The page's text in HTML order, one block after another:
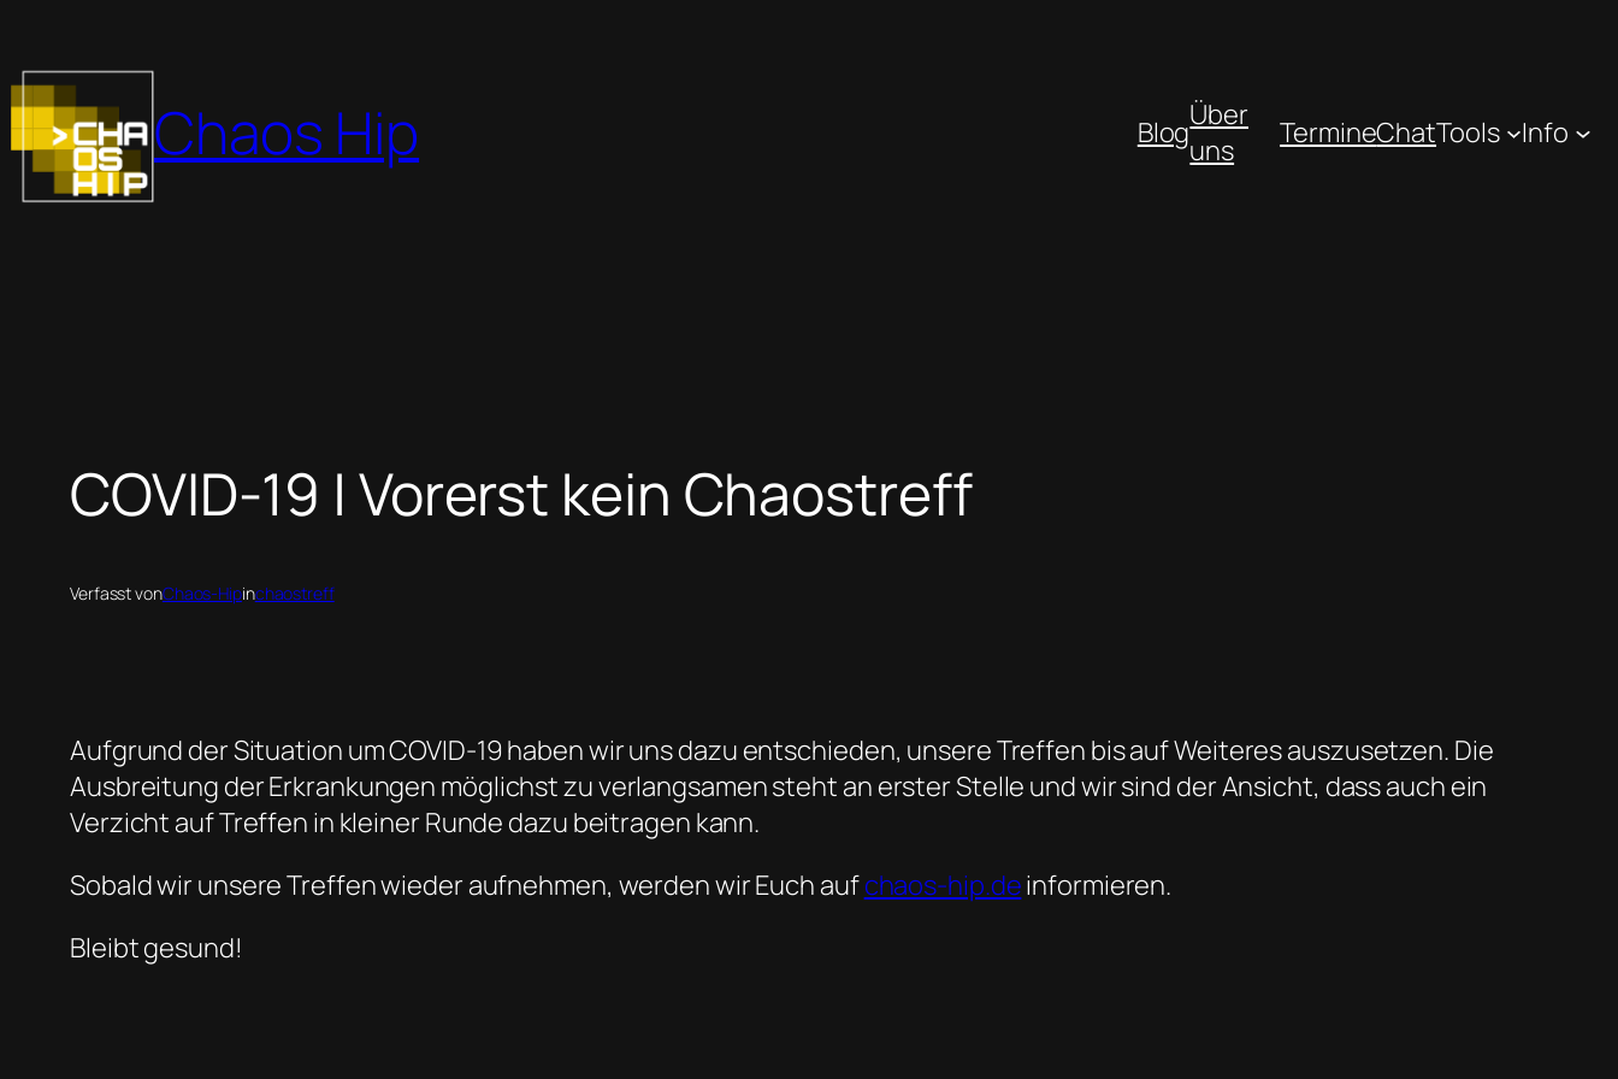
Inhalt
springen
Chaos Hip BlogÜber
uns
TermineChatTools Info
COVID-19 | Vorerst kein Chaostreff
Verfasst vonChaos-Hipinchaostreff
Aufgrund der Situation um COVID-19 haben wir uns dazu entschieden, unsere Treffen bis auf Weiteres auszusetzen. Die
Ausbreitung der Erkrankungen möglichst zu verlangsamen steht an erster Stelle und wir sind der Ansicht, dass auch ein
Verzicht auf Treffen in kleiner Runde dazu beitragen kann.
Sobald wir unsere Treffen wieder aufnehmen, werden wir Euch aufchaos-hip.deinformieren.
Bleibt gesund!